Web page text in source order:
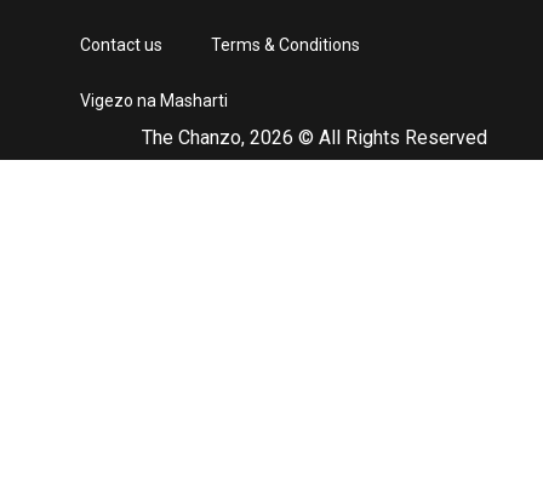
The Chanzo, 2026 © All Rights Reserved
Contact us Terms & Conditions
Vigezo na Masharti